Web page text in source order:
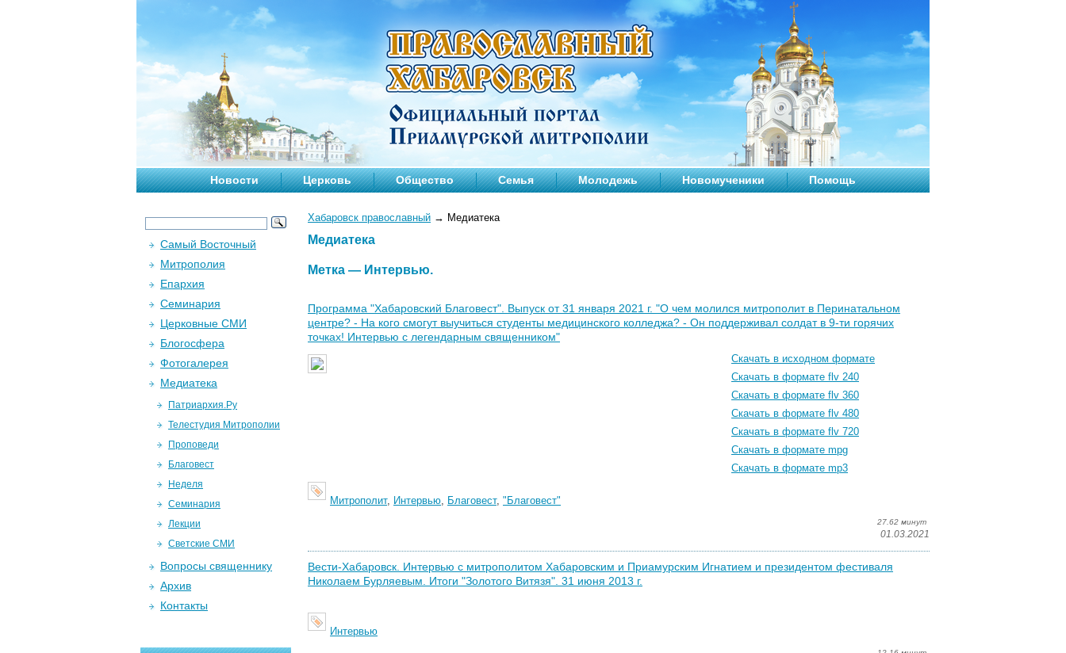
Новости Церковь Общество Семья Молодежь Новомученики Помощь
Хабаровск православный → Медиатека
Медиатека
Метка — Интервью.
Программа "Хабаровский Благовест". Выпуск от 31 января 2021 г. "О чем молился митрополит в Перинатальном
центре? - На кого смогут выучиться студенты медицинского колледжа? - Он поддерживал солдат в 9-ти горячих
точках! Интервью с легендарным священником"
Скачать в исходном формате
Скачать в формате flv 240
Скачать в формате flv 360
Скачать в формате flv 480
Скачать в формате flv 720
Скачать в формате mpg
Скачать в формате mp3
Митрополит, Интервью, Благовест, "Благовест"
27.62 минут
01.03.2021
Вести-Хабаровск. Интервью с митрополитом Хабаровским и Приамурским Игнатием и президентом фестиваля
Николаем Бурляевым. Итоги "Золотого Витязя". 31 июня 2013 г.
Интервью
Самый Восточный
Митрополия
Епархия
Семинария
Церковные СМИ
Блогосфера
Фотогалерея
Медиатека
Патриархия.Ру
Телестудия Митрополии
Проповеди
Благовест
Неделя
Семинария
Лекции
Светские СМИ
Вопросы священнику
Архив
Контакты